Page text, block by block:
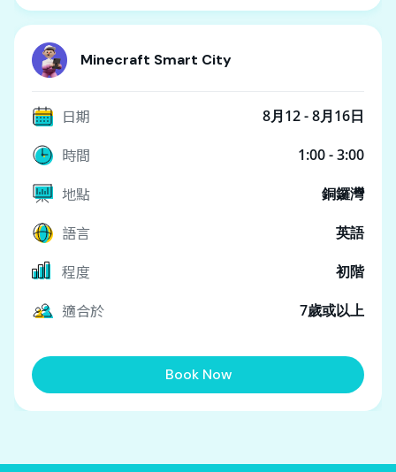
Minecraft Smart City
日期 8月12 - 8月16日
時間 1:00 - 3:00
地點 銅鑼灣
語言 英語
程度 初階
適合於 7歲或以上
Book Now